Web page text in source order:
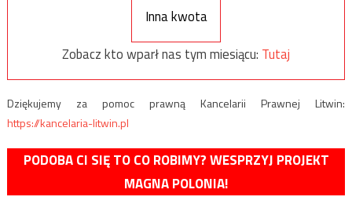
Inna kwota
Zobacz kto wparł nas tym miesiącu: Tutaj
Dziękujemy za pomoc prawną Kancelarii Prawnej Litwin:
https://kancelaria-litwin.pl
PODOBA CI SIĘ TO CO ROBIMY? WESPRZYJ PROJEKT
MAGNA POLONIA!